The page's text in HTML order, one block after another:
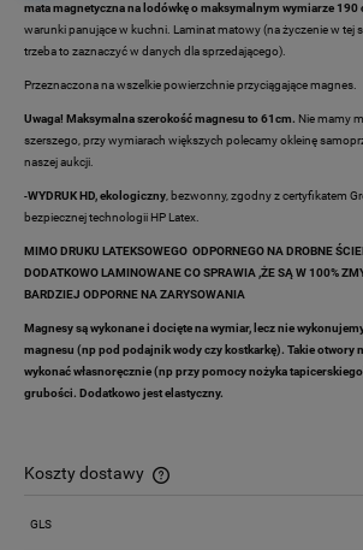
mata magnetyczna na lodówkę o maksymalnym wymiarze 190
warunki panujące w kuchni. Laminat matowy (na życzenie w tej
trzeba to zaznaczyć w danych dla sprzedającego).
Przeznaczona na wszelkie powierzchnie przyciągające magnes.
Uwaga! Maksymalna szerokość magnesu to 61cm. Nie mamy
szerszego, przy wymiarach większych polecamy okleinę
naszej aukcji.
-WYDRUK HD, ekologiczny, bezwonny, zgodny z certyfikatem
bezpiecznej technologii HP Latex.
MIMO DRUKU LATEKSOWEGO ODPORNEGO NA DROBNE
DODATKOWO LAMINOWANE CO SPRAWIA ,ŻE SĄ W 100%
BARDZIEJ ODPORNE NA ZARYSOWANIA
Magnesy są wykonane i docięte na wymiar, lecz nie
magnesu (np pod podajnik wody czy kostkarkę). Takie otwory
wykonać własnoręcznie (np przy pomocy nożyka
grubości. Dodatkowo jest elastyczny.
Koszty dostawy
Cena nie zawiera ewentualnych kosztów
GLS